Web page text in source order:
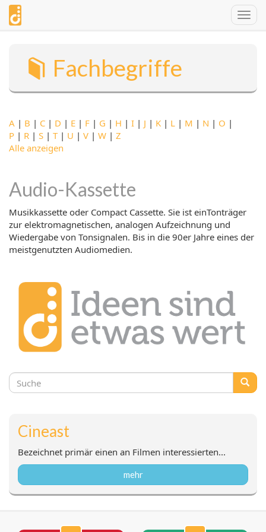
Direkt
zum
Fachbegriffe
A | B | C | D | E | F | G | H | I | J | K | L | M | N | O |
P | R | S | T | U | V | W | Z
Alle anzeigen
Audio-Kassette
Musikkassette oder Compact Cassette. Sie ist einTonträger
zur elektromagnetischen, analogen Aufzeichnung und
Wiedergabe von Tonsignalen. Bis in die 90er Jahre eines der
meistgenutzten Audiomedien.
Suchformular
Cineast
Bezeichnet primär einen an Filmen interessierten...
mehr